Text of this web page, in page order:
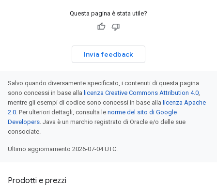
Questa pagina è stata utile?
Invia feedback
Salvo quando diversamente specificato, i contenuti di questa pagina
sono concessi in base alla licenza Creative Commons Attribution 4.0,
mentre gli esempi di codice sono concessi in base alla licenza Apache
2.0. Per ulteriori dettagli, consulta le norme del sito di Google
Developers. Java è un marchio registrato di Oracle e/o delle sue
consociate.
Ultimo aggiornamento 2026-07-04 UTC.
Prodotti e prezzi